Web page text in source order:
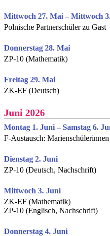
Mittwoch 27. Mai – Mittwoch
Polnische Partnerschüler zu Gast
Donnerstag 28. Mai
ZP-10 (Mathematik)
Freitag 29. Mai
ZK-EF (Deutsch)
Juni 2026
Montag 1. Juni – Samstag 6.
F-Austausch:
Dienstag 2. Juni
ZP-10 (Deutsch, Nachschrift)
Mittwoch 3. Juni
ZK-EF (Mathematik)
ZP-10 (Englisch, Nachschrift)
Donnerstag 4. Juni